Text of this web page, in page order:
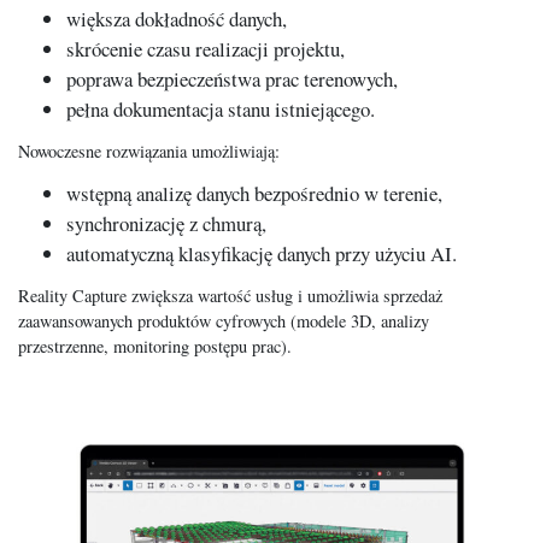
większa dokładność danych,
skrócenie czasu realizacji projektu,
poprawa bezpieczeństwa prac terenowych,
pełna dokumentacja stanu istniejącego.
Nowoczesne rozwiązania umożliwiają:
wstępną analizę danych bezpośrednio w terenie,
synchronizację z chmurą,
automatyczną klasyfikację danych przy użyciu AI.
Reality Capture zwiększa wartość usług i umożliwia sprzedaż
zaawansowanych produktów cyfrowych (modele 3D, analizy
przestrzenne, monitoring postępu prac).